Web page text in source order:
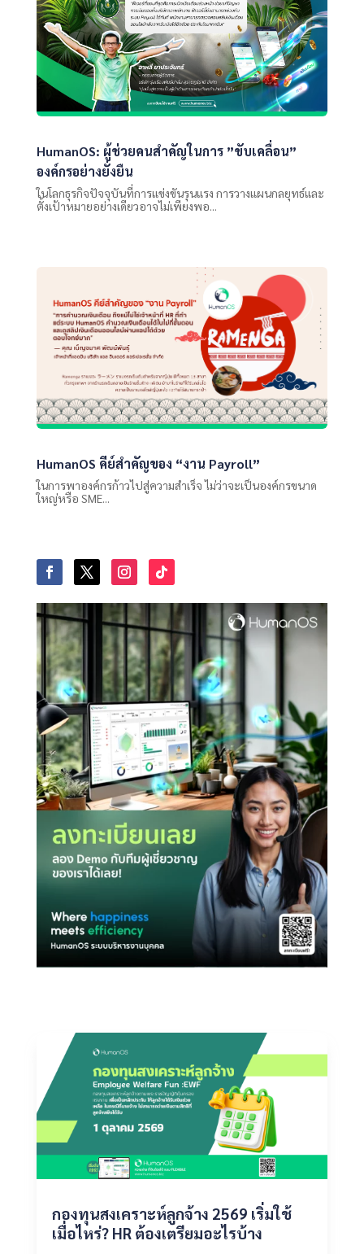
HumanOS: ผู้ช่วยคนสำคัญในการ ”ขับเคลื่อน”
องค์กรอย่างยั่งยืน
ในโลกธุรกิจปัจจุบันที่การแข่งขันรุนแรง การวางแผนกลยุทธ์และ
ตั้งเป้าหมายอย่างเดียวอาจไม่เพียงพอ...
HumanOS คีย์สำคัญของ “งาน Payroll”
ในการพาองค์กรก้าวไปสู่ความสำเร็จ ไม่ว่าจะเป็นองค์กรขนาด
ใหญ่หรือ SME...
กองทุนสงเคราะห์ลูกจ้าง 2569 เริ่มใช้
เมื่อไหร่? HR ต้องเตรียมอะไรบ้าง